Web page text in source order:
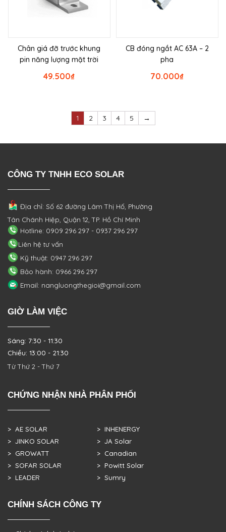
Chân giá đỡ trước khung
pin năng lượng mặt trời
₫
49.500
CB đóng ngắt AC 63A – 2
pha
₫
70.000
1 2 3 4 5 →
CÔNG TY TNHH ECO SOLAR
Địa chỉ: Số 62 đường Lâm Thị Hố, Phường
Tân Chánh Hiệp, Quận 12, TP. Hồ Chí Minh
Hotline: 0909 296 297 - 0937 296 297
Liên hệ tư vấn
Kỹ thuật: 0947 296 297
Bảo hành: 0966 296 297
Email: nangluongthegioi@gmail.com
GIỜ LÀM VIỆC
Sáng: 7:30 - 11:30
Chiều: 13:00 - 21:30
Từ Thứ 2 - Thứ 7
CHỨNG NHẬN NHÀ PHÂN PHỐI
> AE SOLAR
> JINKO SOLAR
> GROWATT
> SOFAR SOLAR
> LEADER
> INHENERGY
> JA Solar
> Canadian
> Powitt Solar
> Sumry
CHÍNH SÁCH CÔNG TY